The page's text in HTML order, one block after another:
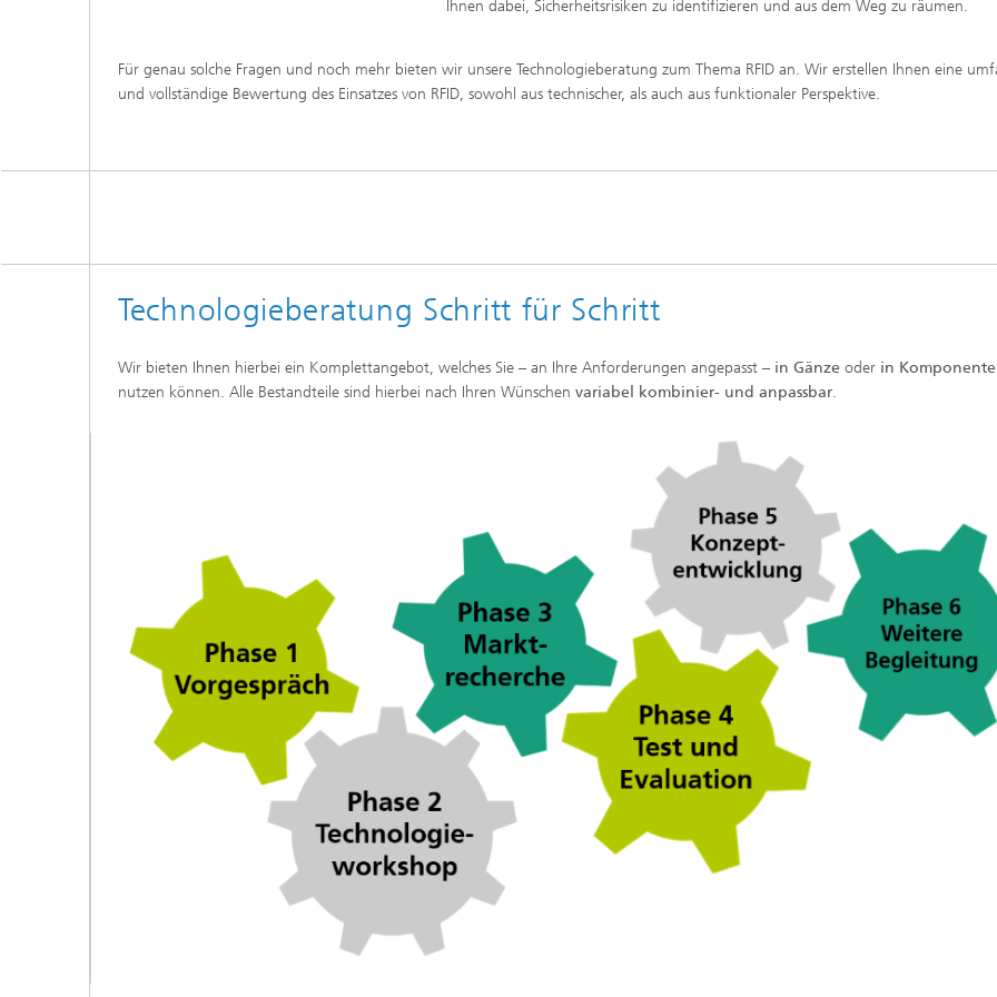
Ihnen dabei, Sicherheitsrisiken zu identifizieren und aus dem Weg zu räumen.
Für genau solche Fragen und noch mehr bieten wir unsere Technologieberatung zum Thema RFID an. Wir erstellen Ihnen eine
und vollständige Bewertung des Einsatzes von RFID, sowohl aus technischer, als auch aus funktionaler Perspektive.
Technologieberatung Schritt für Schritt
Wir bieten Ihnen hierbei ein Komplettangebot, welches Sie – an Ihre Anforderungen angepasst – in Gänze oder in
nutzen können. Alle Bestandteile sind hierbei nach Ihren Wünschen variabel kombinier- und anpassbar.